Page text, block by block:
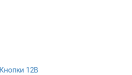
Кнопки 12В